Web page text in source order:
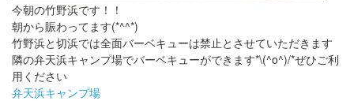
今朝の竹野浜です！！
朝から賑わってます(*^^*)
竹野浜と切浜では全面バーベキューは禁止とさせていただきます
隣の弁天浜キャンプ場でバーベキューができます*\(^o^)/*ぜひご利
用ください
弁天浜キャンプ場